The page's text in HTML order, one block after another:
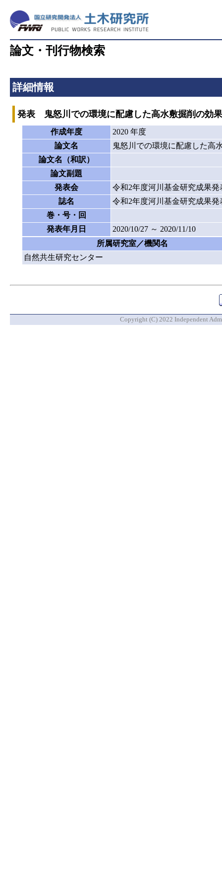
論文・刊行物検索
詳細情報
発表 鬼怒川での環境に配慮した高水敷掘削の効
作成年度
2020 年度
論文名
鬼怒川での環境に配慮した高
論文名（和訳）
論文副題
発表会
令和2年度河川基金研究成果発
誌名
令和2年度河川基金研究成果発
巻・号・回
発表年月日
2020/10/27 ～ 2020/11/10
所属研究室／機関名
自然共生研究センター
Copyright (C) 2022 Independent